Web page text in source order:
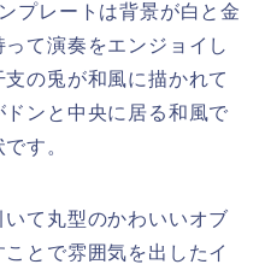
プレートは背景が白と金
て演奏をエンジョイし
の兎が和風に描かれて
ンと中央に居る和風で
す。
て丸型のかわいいオブ
とで雰囲気を出したイ